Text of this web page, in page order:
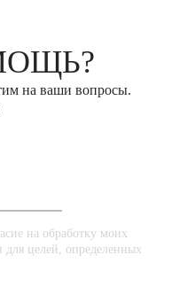
на ваши вопросы.
на обработку моих
целей, определенных